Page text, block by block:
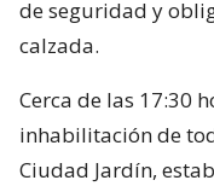
de seguridad y
calzada.
Cerca de las 17:30
inhabilitación de
Ciudad Jardín,